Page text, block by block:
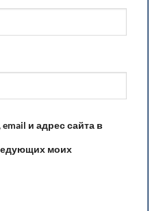
и адрес сайта в
моих